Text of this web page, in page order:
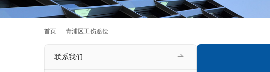
首页 青浦区工伤赔偿
联系我们